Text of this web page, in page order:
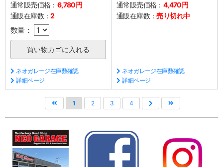
通常販売価格： 6,780円
通販在庫数：2
数量：
ネオガレージ在庫数確認
詳細ページ
通常販売価格： 4,470円
通販在庫数：売り切れ中
ネオガレージ在庫数確認
詳細ページ
1 2 3 4